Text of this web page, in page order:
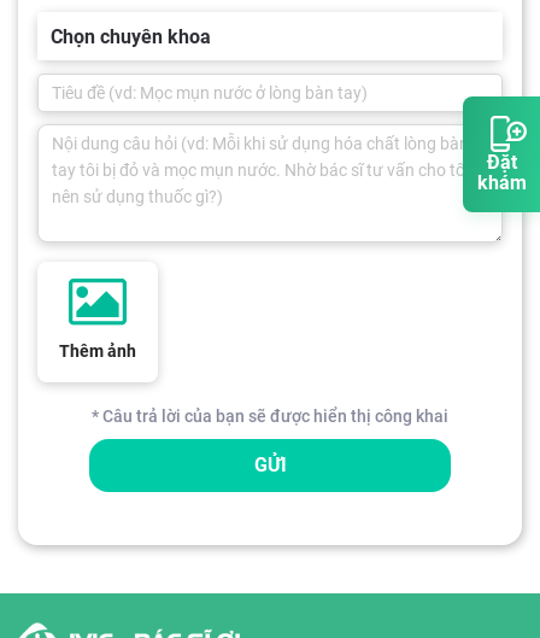
Đặt
khám
Chọn chuyên khoa
Thêm ảnh
* Câu trả lời của bạn sẽ được hiển thị công khai
GỬI